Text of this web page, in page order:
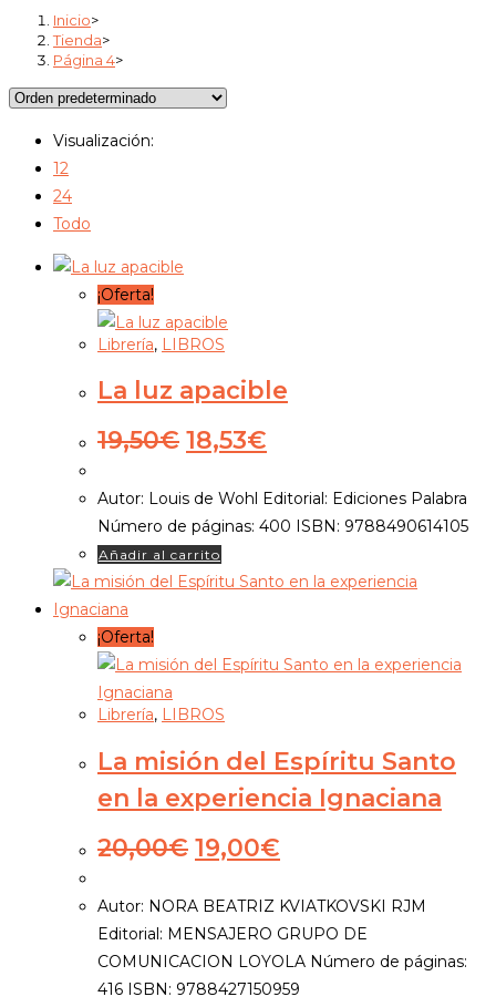
WEB
Inicio>
Tienda>
Página 4>
Visualización:
12
24
Todo
¡Oferta!
Librería, LIBROS
La luz apacible
19,50€ El
original
era:
19,50€.
18,53€
actual
es:
18,53€.
Autor: Louis de Wohl Editorial: Ediciones Palabra
Número de páginas: 400 ISBN: 9788490614105
Añadir al carrito
¡Oferta!
Librería, LIBROS
La misión del Espíritu Santo
en la experiencia Ignaciana
20,00€ El
precio
original
era:
20,00€.
19,00€
precio
actual
es:
19,00€.
Autor: NORA BEATRIZ KVIATKOVSKI RJM
Editorial: MENSAJERO GRUPO DE
COMUNICACION LOYOLA Número de páginas:
416 ISBN: 9788427150959